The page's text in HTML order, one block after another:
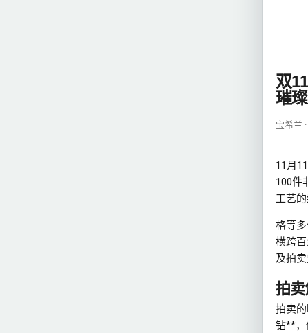
双
璀
宝希兰
11月
100件
工艺
格等
横跨
及拍
拍
拍卖的
钻**，